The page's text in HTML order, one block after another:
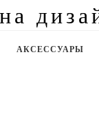
АКСЕССУАРЫ